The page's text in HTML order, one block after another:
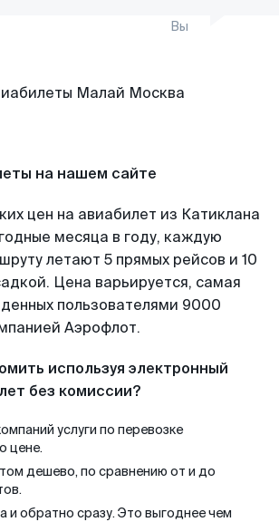
Вы
на нашем сайте
цен на авиабилет из Катиклана
месяца в году, каждую
летают 5 прямых рейсов и 10
Цена варьируется, самая
пользователями 9000
Аэрофлот.
используя электронный
без комиссии?
услуги по перевозке
цене.
дешево, по сравнению от и до
и обратно сразу. Это выгоднее чем